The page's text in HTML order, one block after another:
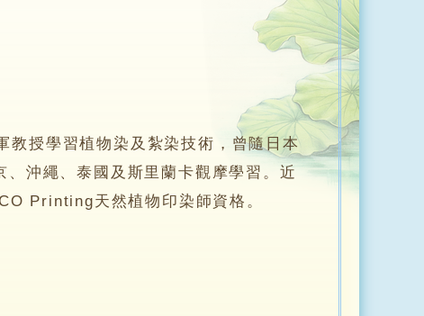
授學習植物染及紮染技術，曾隨日本
沖繩、泰國及斯里蘭卡觀摩學習。近
Printing天然植物印染師資格。